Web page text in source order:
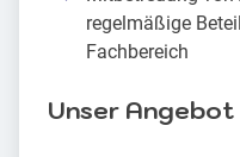
regelmäßige
Fachbereich
Unser Angebot